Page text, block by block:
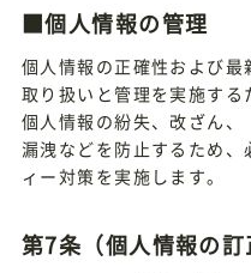
■個人情報の管理
個人情報の正確性および
取り扱いと管理を実施す
個人情報の紛失、改ざん、
漏洩などを防止するため
ィー対策を実施します。
第7条（個人情報の訂